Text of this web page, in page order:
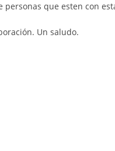
que esten con
Un saludo.